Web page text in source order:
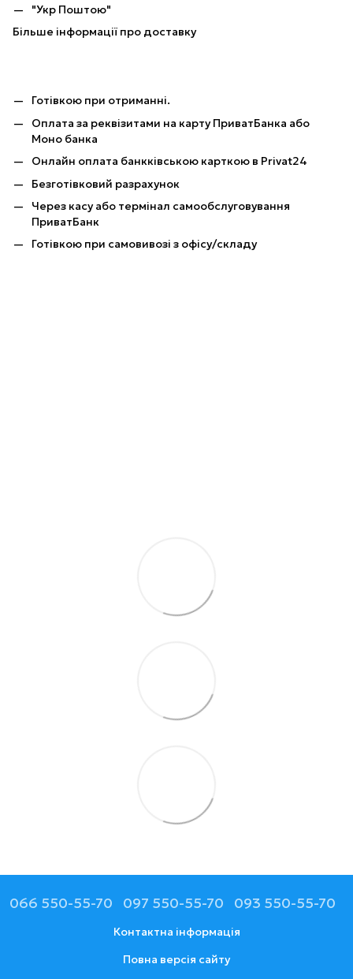
"Укр Поштою"
Більше інформації про доставку
Готівкою при отриманні.
Оплата за реквізитами на карту ПриватБанка або
Моно банка
Онлайн оплата банкківською карткою в Privat24
Безготівковий разрахунок
Через касу або термінал самообслуговування
ПриватБанк
Готівкою при самовивозі з офісу/складу
066 550-55-70 097 550-55-70 093 550-55-70
Контактна інформація
Повна версія сайту